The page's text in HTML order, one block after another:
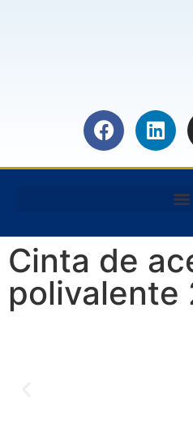
Cinta de
polivalente